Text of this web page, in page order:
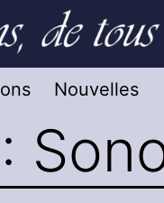
Nouvelles